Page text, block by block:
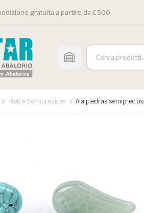
gratuita a partire da € 500.
Pietre Semipreziose Ala piedras